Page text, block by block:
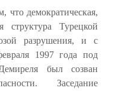
что демократическая,
структура Турецкой
разрушения, и с
1997 года под
был созван
Заседание